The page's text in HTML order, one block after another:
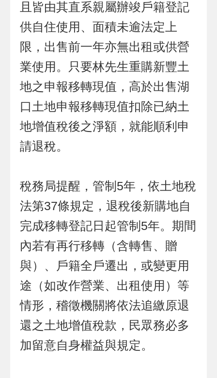
且皆由其直系親屬辦竣戶籍登記
供自住使用、面積未逾法定上
限，出售前一年亦無出租或供營
業使用。只要林先生重購新豐土
地之申報移轉現值，高於出售湖
口土地申報移轉現值扣除已納土
地增值稅後之淨額，就能順利申
請退稅。
稅務局提醒，管制5年，依土地稅
法第37條規定，退稅後新購地自
完成移轉登記日起管制5年。期間
內若有再行移轉（含轉售、贈
與）、戶籍全戶遷出，或變更用
途（如改作營業、出租使用）等
情形，稽徵機關將依法追繳原退
還之土地增值稅款，民眾務必多
加留意自身權益與規定。